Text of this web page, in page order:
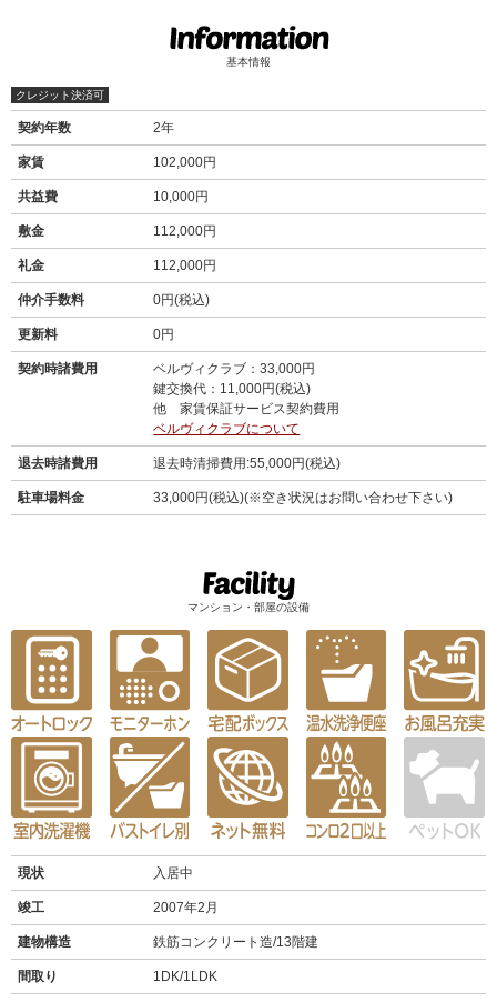
基本情報
クレジット決済可
契約年数 2年
家賃 102,000円
共益費 10,000円
敷金 112,000円
礼金 112,000円
仲介手数料 0円(税込)
更新料 0円
契約時諸費用
ベルヴィクラブ：33,000円
鍵交換代：11,000円(税込)
他 家賃保証サービス契約費用
ベルヴィクラブについて
退去時諸費用 退去時清掃費用:55,000円(税込)
駐車場料金 33,000円(税込)(※空き状況はお問い合わせ下さい)
マンション・部屋の設備
現状 入居中
竣工 2007年2月
建物構造 鉄筋コンクリート造/13階建
間取り 1DK/1LDK